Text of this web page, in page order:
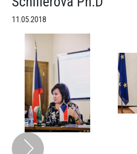
Progetti
Area riservata
11.05.2018